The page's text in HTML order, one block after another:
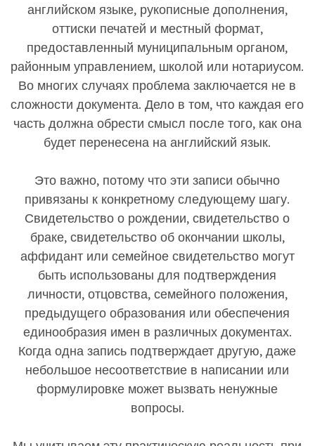
английском языке, рукописные дополнения,
оттиски печатей и местный формат,
предоставленный муниципальным органом,
районным управлением, школой или нотариусом.
Во многих случаях проблема заключается не в
сложности документа. Дело в том, что каждая его
часть должна обрести смысл после того, как она
будет перенесена на английский язык.
Это важно, потому что эти записи обычно
привязаны к конкретному следующему шагу.
Свидетельство о рождении, свидетельство о
браке, свидетельство об окончании школы,
аффидант или семейное свидетельство могут
быть использованы для подтверждения
личности, отцовства, семейного положения,
предыдущего образования или обеспечения
единообразия имен в различных документах.
Когда одна запись подтверждает другую, даже
небольшое несоответствие в написании или
формулировке может вызвать ненужные
вопросы.